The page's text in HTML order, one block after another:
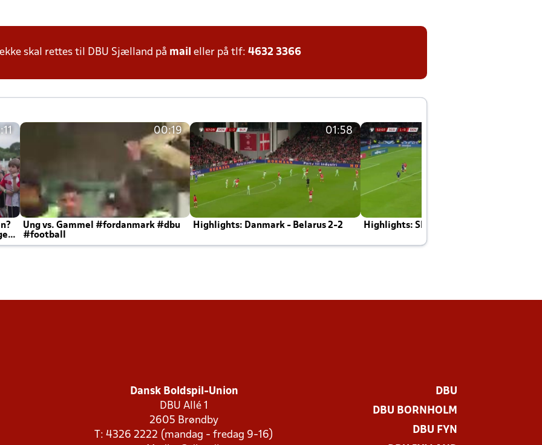
skal rettes til DBU Sjælland på mail eller på tlf: 4632 3366
00:19
Ung vs. Gammel #fordanmark #dbu
#football
01:58
Highlights: Danmark - Belarus 2-2 Highlights: Skotland - Danmark 4-2
Dansk Boldspil-Union
DBU Allé 1
2605 Brøndby
T: 4326 2222 (mandag - fredag 9-16)
DBU
DBU BORNHOLM
DBU FYN